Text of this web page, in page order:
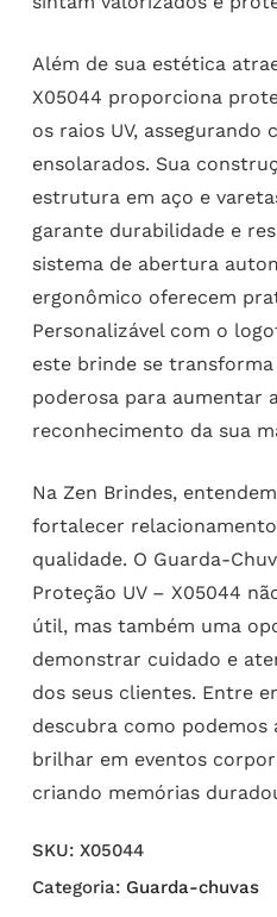
Além de sua estética
X05044 proporciona
os raios UV, assegurando
ensolarados. Sua
estrutura em aço e
garante durabilidade e
sistema de abertura
ergonômico oferecem
Personalizável com o
este brinde se
poderosa para aumentar
reconhecimento da sua
Na Zen Brindes,
fortalecer
qualidade. O Guarda-
Proteção UV – X05044
útil, mas também uma
demonstrar cuidado e
dos seus clientes. Entre
descubra como podemos
brilhar em eventos
criando memórias
SKU: X05044
Categoria: Guarda-chuvas